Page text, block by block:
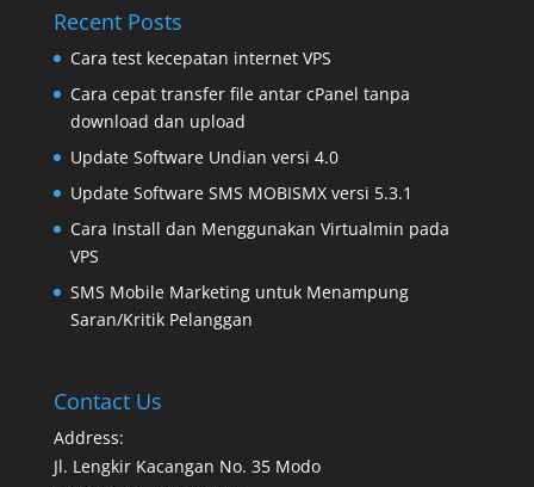
Recent Posts
Cara test kecepatan internet VPS
Cara cepat transfer file antar cPanel tanpa
download dan upload
Update Software Undian versi 4.0
Update Software SMS MOBISMX versi 5.3.1
Cara Install dan Menggunakan Virtualmin pada
VPS
SMS Mobile Marketing untuk Menampung
Saran/Kritik Pelanggan
Contact Us
Address:
Jl. Lengkir Kacangan No. 35 Modo